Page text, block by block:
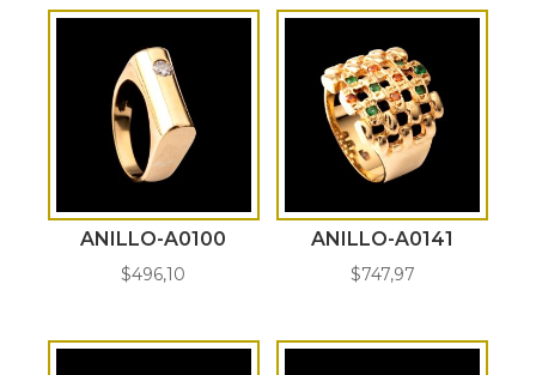
ANILLO-A0100
$496,10
ANILLO-A0141
$747,97